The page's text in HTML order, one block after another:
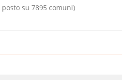
su 7895 comuni)